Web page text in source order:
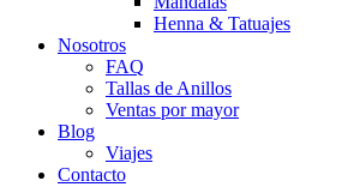
Henna & Tatuajes
Nosotros
FAQ
Tallas de Anillos
Ventas por mayor
Blog
Viajes
Contacto